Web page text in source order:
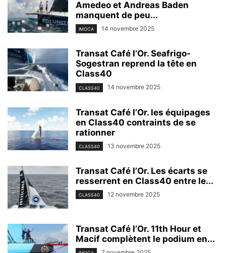
Amedeo et Andreas Baden
manquent de peu...
IMOCA 14 novembre 2025
Transat Café l’Or. Seafrigo-
Sogestran reprend la tête en
Class40
CLASS40 14 novembre 2025
Transat Café l’Or. les équipages
en Class40 contraints de se
rationner
CLASS40 13 novembre 2025
Transat Café l’Or. Les écarts se
resserrent en Class40 entre le...
CLASS40 12 novembre 2025
Transat Café l’Or. 11th Hour et
Macif complètent le podium en...